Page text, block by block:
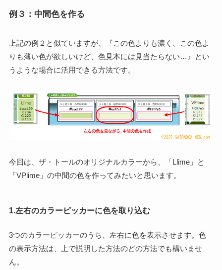
例３：中間色を作る
上記の例２と似ていますが、『この色よりも濃く、この色よ
りも薄い色が欲しいけど、色見本には見当たらない…』とい
うような場合に活用できる方法です。
今回は、ザ・トールのオリジナルカラーから、「Llime」と
「VPlime」の中間の色を作ってみたいと思います。
1.左右のカラーピッカーに色を取り込む
3つのカラーピッカーのうち、左右に色を表示させます。色
の表示方法は、上で説明した方法のどの方法でも構いませ
ん。